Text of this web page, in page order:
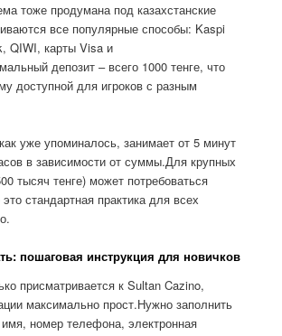
тоже продумана под казахстанские
все популярные способы: Kaspi
QIWI, карты Visa и
депозит – всего 1000 тенге, что
доступной для игроков с разным
уже упоминалось, занимает от 5 минут
в зависимости от суммы.Для крупных
тысяч тенге) может потребоваться
стандартная практика для всех
пошаговая инструкция для новичков
присматривается к Sultan Cazino,
максимально прост.Нужно заполнить
номер телефона, электронная